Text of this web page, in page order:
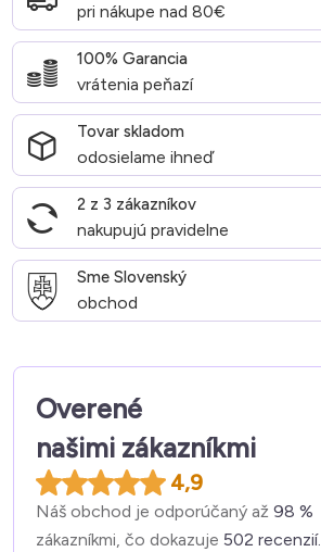
pri nákupe nad 80€
100% Garancia
vrátenia peňazí
Tovar skladom
odosielame ihneď
2 z 3 zákazníkov
nakupujú pravidelne
Sme Slovenský
obchod
Overené
našimi zákazníkmi
4,9
Náš obchod je odporúčaný až 98 %
zákazníkmi, čo dokazuje 502 recenzií.